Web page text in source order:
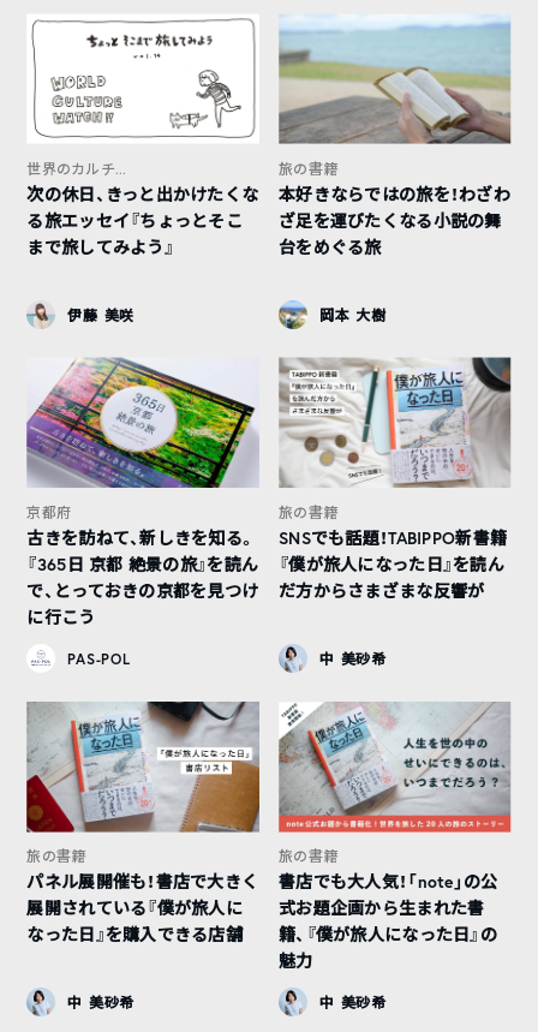
世界のカルチ...
次の休日、きっと出かけたくな
る旅エッセイ『ちょっとそこ
まで旅してみよう』
伊藤 美咲
旅の書籍
本好きならではの旅を！わざわ
ざ足を運びたくなる小説の舞
台をめぐる旅
岡本 大樹
京都府
古きを訪ねて、新しきを知る。
『365日 京都 絶景の旅』を読ん
で、とっておきの京都を見つけ
に行こう
PAS-POL
旅の書籍
SNSでも話題！TABIPPO新書籍
『僕が旅人になった日』を読ん
だ方からさまざまな反響が
中 美砂希
旅の書籍
パネル展開催も！書店で大きく
展開されている『僕が旅人に
なった日』を購入できる店舗
中 美砂希
旅の書籍
書店でも大人気！「note」の公
式お題企画から生まれた書
籍、『僕が旅人になった日』の
魅力
中 美砂希